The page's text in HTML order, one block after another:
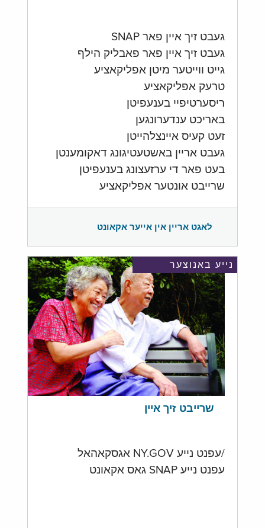
געבט זיך איין פאר SNAP
געבט זיך איין פאר פאבליק הילף
גייט ווייטער מיטן אפליקאציע
טרעק אפליקאציע
ריסערטיפיי בענעפיטן
באריכט ענדערונגען
זעט קעיס איינצלהייטן
געבט אריין באשטעטיגונג דאקומענטן
בעט פאר די ערזעצונג בענעפיטן
שרייבט אונטער אפליקאציע
לאגט אריין אין אייער אקאונט
נייע באנוצער
שרייבט זיך איין
/עפנט נייע NY.GOV אגסקאהאל
עפנט נייע SNAP גאס אקאונט